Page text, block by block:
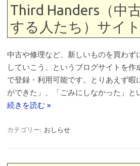
Third Handers（中
する人たち）サイト
中古や修理など、新しいものを買わず
していこう、というブログサイトを作
で登録・利用可能です。とりあえず暇
ができた」、「ごみにしなかった」
続きを読む »
カテゴリー: おしらせ